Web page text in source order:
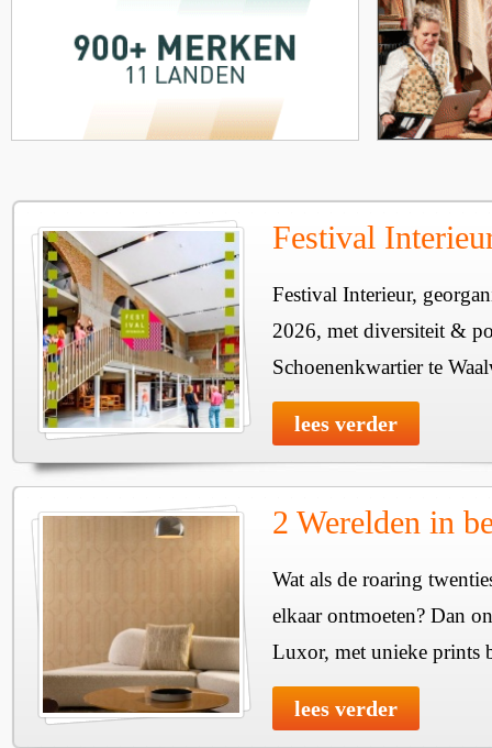
Festival
Festival Interieur,
2026, met diversiteit &
Schoenenkwartier te
lees verder
2 Werelden in
Wat als de roaring
elkaar ontmoeten? Dan
Luxor, met unieke prints
lees verder